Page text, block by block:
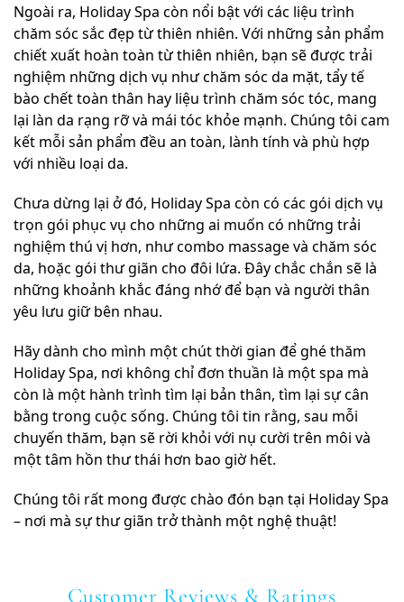
Ngoài ra, Holiday Spa còn nổi bật với các liệu trình
chăm sóc sắc đẹp từ thiên nhiên. Với những sản phẩm
chiết xuất hoàn toàn từ thiên nhiên, bạn sẽ được trải
nghiệm những dịch vụ như chăm sóc da mặt, tẩy tế
bào chết toàn thân hay liệu trình chăm sóc tóc, mang
lại làn da rạng rỡ và mái tóc khỏe mạnh. Chúng tôi cam
kết mỗi sản phẩm đều an toàn, lành tính và phù hợp
với nhiều loại da.
Chưa dừng lại ở đó, Holiday Spa còn có các gói dịch vụ
trọn gói phục vụ cho những ai muốn có những trải
nghiệm thú vị hơn, như combo massage và chăm sóc
da, hoặc gói thư giãn cho đôi lứa. Đây chắc chắn sẽ là
những khoảnh khắc đáng nhớ để bạn và người thân
yêu lưu giữ bên nhau.
Hãy dành cho mình một chút thời gian để ghé thăm
Holiday Spa, nơi không chỉ đơn thuần là một spa mà
còn là một hành trình tìm lại bản thân, tìm lại sự cân
bằng trong cuộc sống. Chúng tôi tin rằng, sau mỗi
chuyến thăm, bạn sẽ rời khỏi với nụ cười trên môi và
một tâm hồn thư thái hơn bao giờ hết.
Chúng tôi rất mong được chào đón bạn tại Holiday Spa
– nơi mà sự thư giãn trở thành một nghệ thuật!
Customer Reviews & Ratings